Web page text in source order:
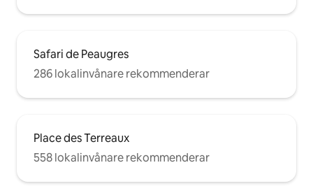
Safari de Peaugres
286 lokalinvånare rekommenderar
Place des Terreaux
558 lokalinvånare rekommenderar